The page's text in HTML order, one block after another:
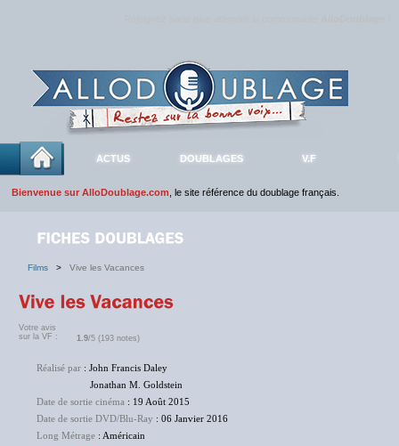
ACTUS DOUBLAGES V.F
Bienvenue sur AlloDoublage.com , le site référence du doublage français.
Films > Vive les Vacances
Votre avis
sur la VF :
1.9/5 (193 notes)
Réalisé par : John Francis Daley
Jonathan M. Goldstein
Date de sortie cinéma : 19 Août 2015
Date de sortie DVD/Blu-Ray : 06 Janvier 2016
Long Métrage : Américain